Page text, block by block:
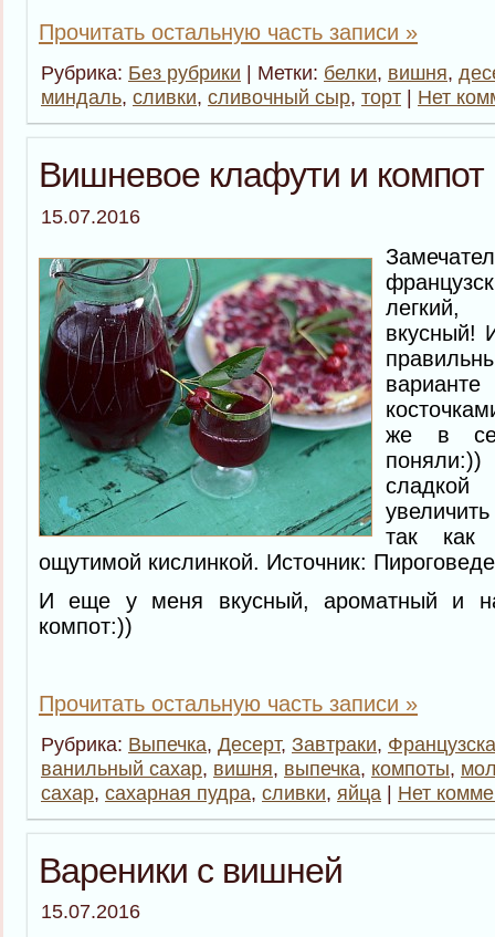
Прочитать остальную часть записи »
Рубрика: Без рубрики | Метки: белки, вишня,
миндаль, сливки, сливочный сыр, торт | Нет
Вишневое клафути и
15.07.2016
вкусный!
же в
сладкой
так как
ощутимой кислинкой. Источник:
И еще у меня вкусный, ароматный и
компот:))
Прочитать остальную часть записи »
Рубрика: Выпечка, Десерт, Завтраки,
ванильный сахар, вишня, выпечка, компоты,
сахар, сахарная пудра, сливки, яйца | Нет
Вареники с вишней
15.07.2016